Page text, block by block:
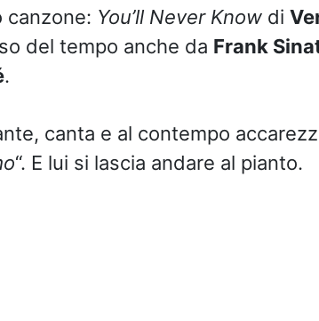
canzone: You’ll Never Knowdi
del tempo anche da Frank
.
canta e al contempo
“. E lui si lascia andare al pianto.